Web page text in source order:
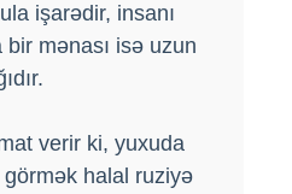
işarədir, insanı
mənası isə uzun
verir ki, yuxuda
halal ruziyə